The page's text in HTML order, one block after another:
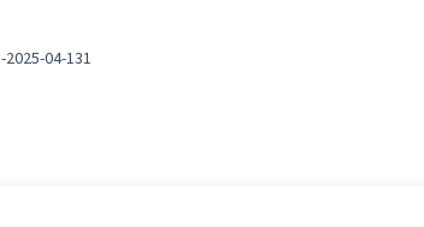
04-131